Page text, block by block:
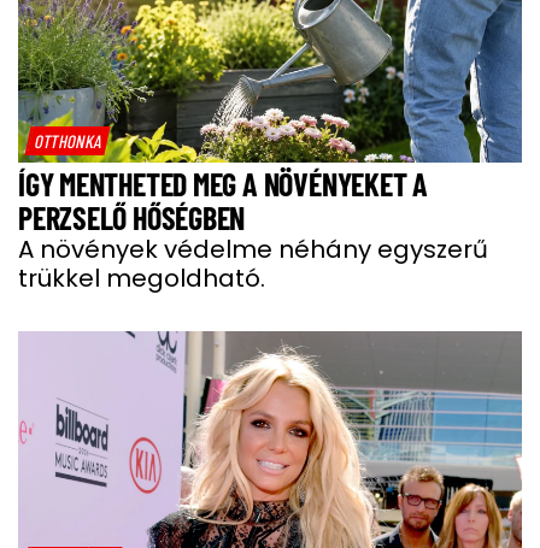
OTTHONKA
ÍGY MENTHETED MEG A NÖVÉNYEKET A
PERZSELŐ HŐSÉGBEN
A növények védelme néhány egyszerű
trükkel megoldható.